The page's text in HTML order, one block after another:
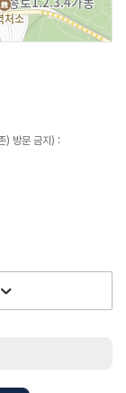
청에 유리문을 달고,
촌의 한옥은
수 있다.
리, 1990년대 이후
사라졌지만,
. 여러 채의 한옥이
경은 우리가 잊고
을 걷다 보면 이어진
. 북촌한옥마을이
행하는 관광형태를
) 방문 금지) :